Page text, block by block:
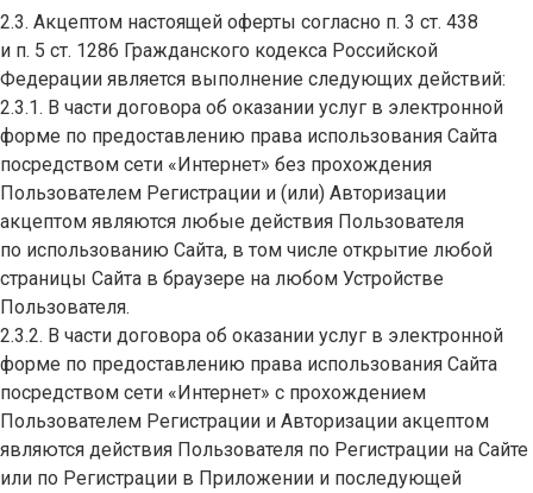
2.3. Акцептом настоящей оферты согласно п. 3 ст. 438
и п. 5 ст. 1286 Гражданского кодекса Российской
Федерации является выполнение следующих действий:
2.3.1. В части договора об оказании услуг в электронной
форме по предоставлению права использования Сайта
посредством сети «Интернет» без прохождения
Пользователем Регистрации и (или) Авторизации
акцептом являются любые действия Пользователя
по использованию Сайта, в том числе открытие любой
страницы Сайта в браузере на любом Устройстве
Пользователя.
2.3.2. В части договора об оказании услуг в электронной
форме по предоставлению права использования Сайта
посредством сети «Интернет» с прохождением
Пользователем Регистрации и Авторизации акцептом
являются действия Пользователя по Регистрации на Сайте
или по Регистрации в Приложении и последующей